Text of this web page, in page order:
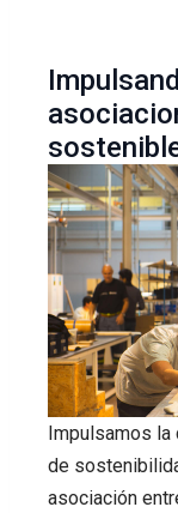
Impulsamos
de
asociación